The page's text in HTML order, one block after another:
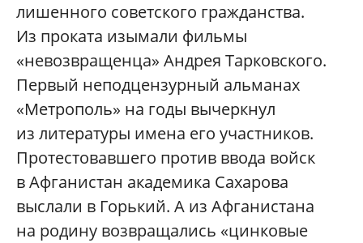
лишенного советского гражданства.
Из проката изымали фильмы
«невозвращенца» Андрея Тарковского.
Первый неподцензурный альманах
«Метрополь» на годы вычеркнул
из литературы имена его участников.
Протестовавшего против ввода войск
в Афганистан академика Сахарова
выслали в Горький. А из Афганистана
на родину возвращались «цинковые